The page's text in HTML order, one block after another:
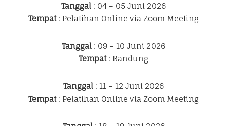
Tanggal : 04 – 05 Juni 2026
Tempat: Pelatihan Online via Zoom Meeting
Tanggal : 09 – 10 Juni 2026
Tempat: Bandung
Tanggal : 11 – 12 Juni 2026
Tempat: Pelatihan Online via Zoom Meeting